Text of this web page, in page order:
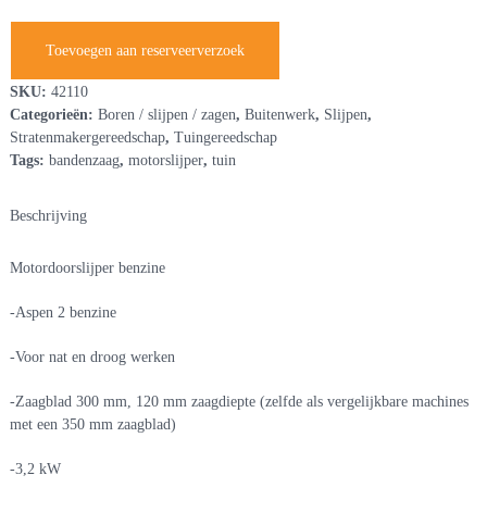
Toevoegen aan reserveerverzoek
SKU: 42110
Categorieën: Boren / slijpen / zagen, Buitenwerk, Slijpen,
Stratenmakergereedschap, Tuingereedschap
Tags: bandenzaag, motorslijper, tuin
Beschrijving
Motordoorslijper benzine
-Aspen 2 benzine
-Voor nat en droog werken
-Zaagblad 300 mm, 120 mm zaagdiepte (zelfde als vergelijkbare machines
met een 350 mm zaagblad)
-3,2 kW